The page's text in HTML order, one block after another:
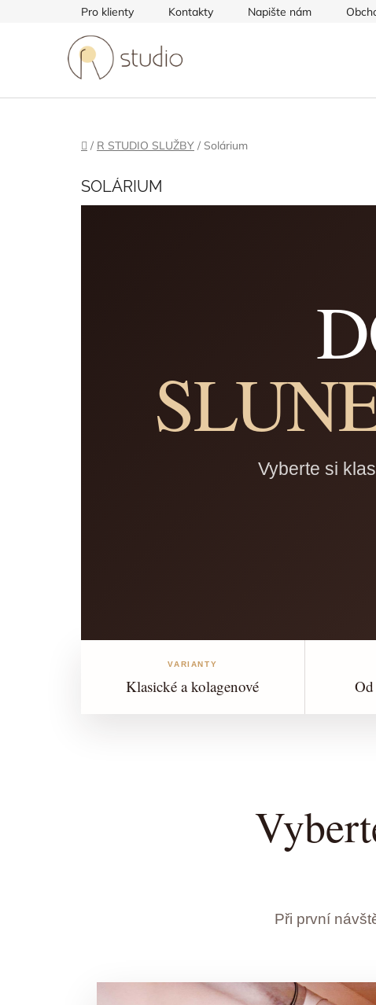
Pro klienty Kontakty Napište nám
Domů
/ R STUDIO SLUŽBY / Solárium
SOLÁRIUM
Vyberte si
VARIANTY
Klasické a kolagenové
Při první